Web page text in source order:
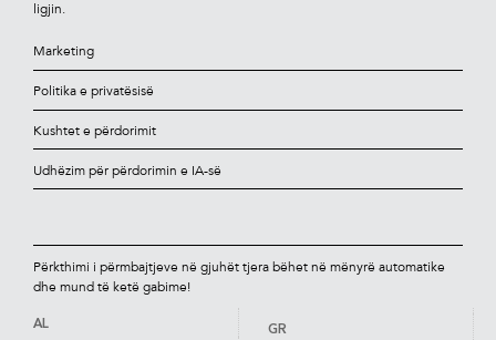
ligjin.
Marketing
Politika e privatësisë
Kushtet e përdorimit
Udhëzim për përdorimin e IA-së
Përkthimi i përmbajtjeve në gjuhët tjera bëhet në mënyrë automatike
dhe mund të ketë gabime!
AL GR